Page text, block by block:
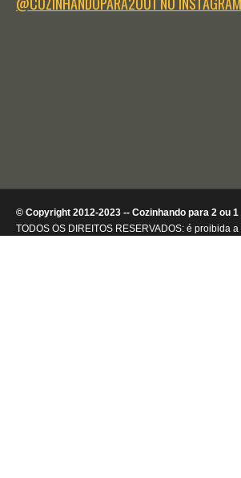
© Copyright 2012-2023 -- Cozinhando para 2 ou 1
TODOS OS DIREITOS RESERVADOS: é proibida